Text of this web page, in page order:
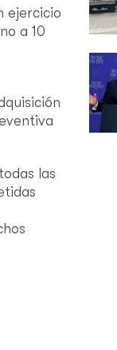
ejercicio
a 10
las